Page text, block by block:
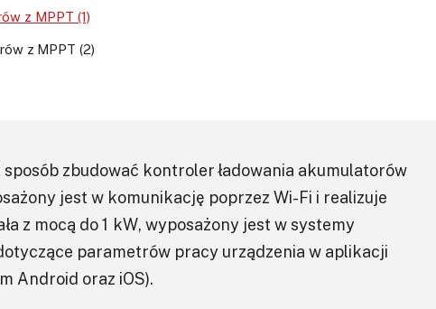
z MPPT (1)
z MPPT (2)
zbudować kontroler ładowania akumulatorów
jest w komunikację poprzez Wi-Fi i realizuje
z mocą do 1 kW, wyposażony jest w systemy
parametrów pracy urządzenia w aplikacji
Android oraz iOS).